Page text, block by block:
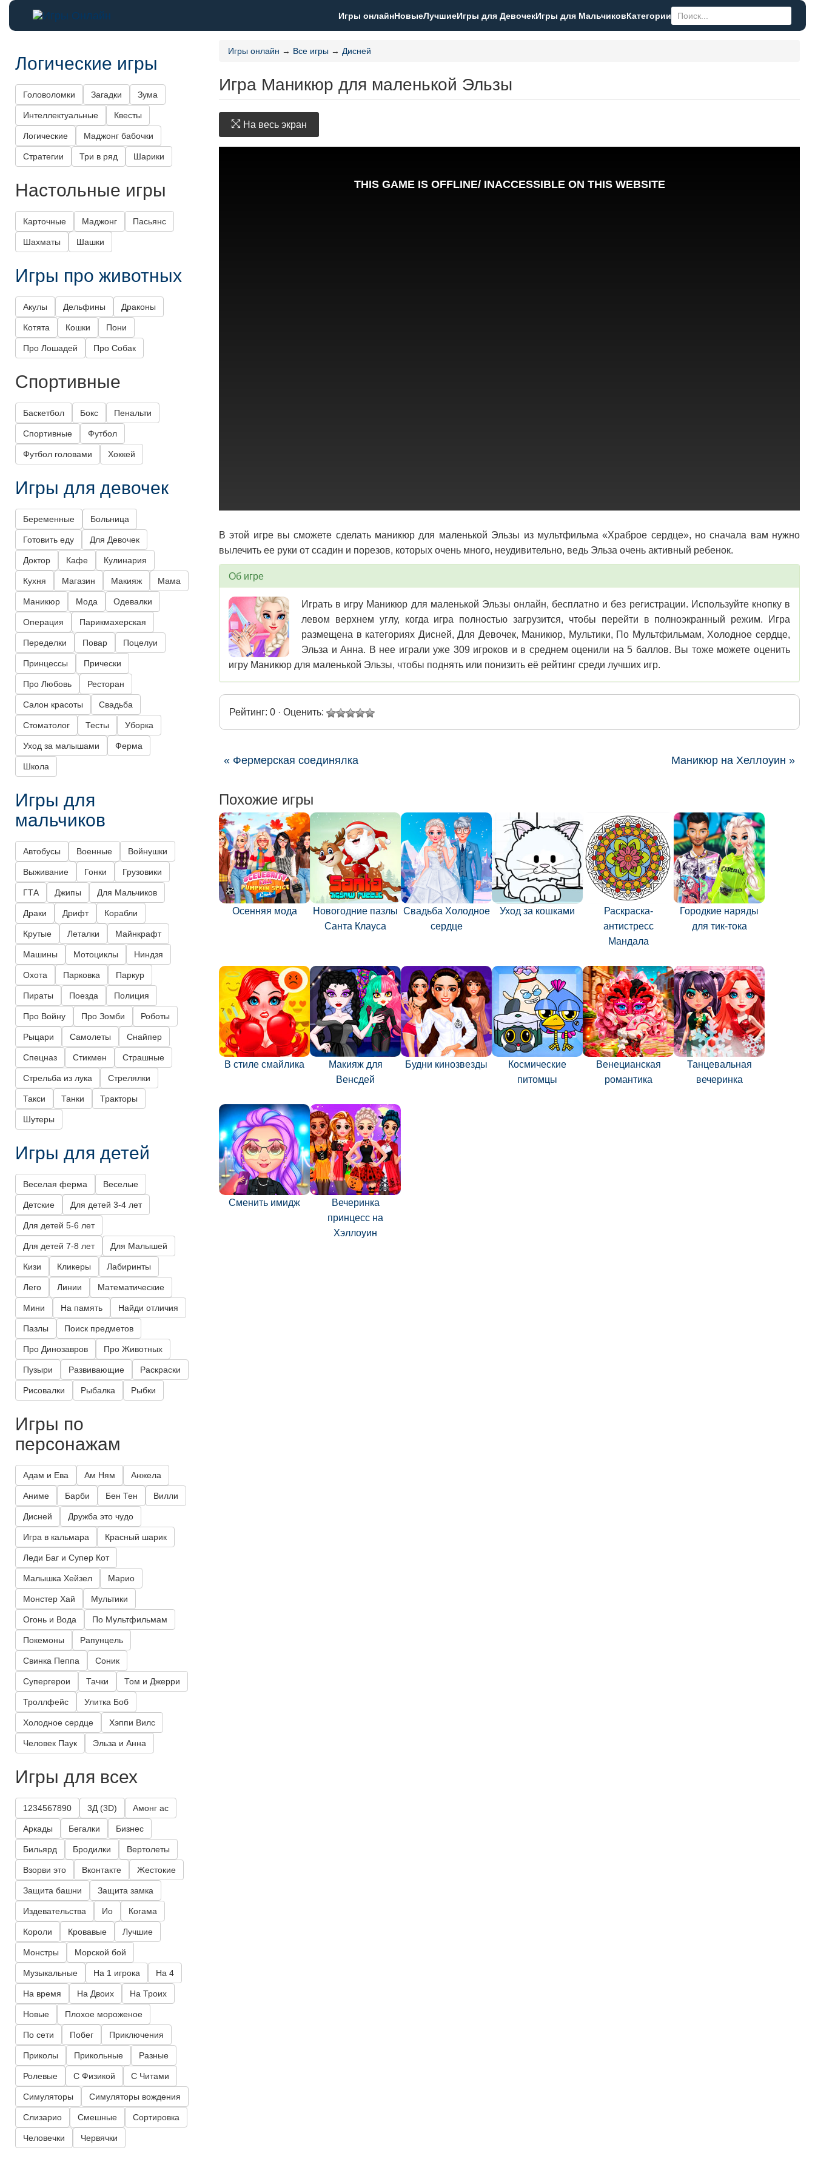
Игры онлайнНовыеЛучшиеИгры для ДевочекИгры для МальчиковКатегории
Игры онлайн → Все игры → Дисней
Игра Маникюр для маленькой Эльзы
На весь экран
В этой игре вы сможете сделать маникюр для маленькой Эльзы из мультфильма «Храброе сердце», но сначала вам нужно
вылечить ее руки от ссадин и порезов, которых очень много, неудивительно, ведь Эльза очень активный ребенок.
Об игре
Играть в игру Маникюр для маленькой Эльзы онлайн, бесплатно и без регистрации. Используйте кнопку в
левом верхнем углу, когда игра полностью загрузится, чтобы перейти в полноэкранный режим. Игра
размещена в категориях Дисней, Для Девочек, Маникюр, Мультики, По Мультфильмам, Холодное сердце,
Эльза и Анна. В нее играли уже 309 игроков и в среднем оценили на 5 баллов. Вы тоже можете оценить
игру Маникюр для маленькой Эльзы, чтобы поднять или понизить её рейтинг среди лучших игр.
Рейтинг: 0 · Оценить:
« Фермерская соединялка Маникюр на Хеллоуин »
Похожие игры
Осенняя мода
Новогодние пазлы
Санта Клауса
Свадьба Холодное
сердце
Уход за кошками
Раскраска-
антистресс
Мандала
Городкие наряды
для тик-тока
В стиле смайлика
Макияж для
Венсдей
Будни кинозвезды
Космические
питомцы
Венецианская
романтика
Танцевальная
вечеринка
Сменить имидж
Вечеринка
принцесс на
Хэллоуин
Логические игры
Головоломки Загадки Зума
Интеллектуальные Квесты
Логические Маджонг бабочки
Стратегии Три в ряд Шарики
Настольные игры
Карточные Маджонг Пасьянс
Шахматы Шашки
Игры про животных
Акулы Дельфины Драконы
Котята Кошки Пони
Про Лошадей Про Собак
Спортивные
Баскетбол Бокс Пенальти
Спортивные Футбол
Футбол головами Хоккей
Игры для девочек
Беременные Больница
Готовить еду Для Девочек
Доктор Кафе Кулинария
Кухня Магазин Макияж Мама
Маникюр Мода Одевалки
Операция Парикмахерская
Переделки Повар Поцелуи
Принцессы Прически
Про Любовь Ресторан
Салон красоты Свадьба
Стоматолог Тесты Уборка
Уход за малышами Ферма
Школа
Игры для
мальчиков
Автобусы Военные Войнушки
Выживание Гонки Грузовики
ГТА Джипы Для Мальчиков
Драки Дрифт Корабли
Крутые Леталки Майнкрафт
Машины Мотоциклы Ниндзя
Охота Парковка Паркур
Пираты Поезда Полиция
Про Войну Про Зомби Роботы
Рыцари Самолеты Снайпер
Спецназ Стикмен Страшные
Стрельба из лука Стрелялки
Такси Танки Тракторы
Шутеры
Игры для детей
Веселая ферма Веселые
Детские Для детей 3-4 лет
Для детей 5-6 лет
Для детей 7-8 лет Для Малышей
Кизи Кликеры Лабиринты
Лего Линии Математические
Мини На память Найди отличия
Пазлы Поиск предметов
Про Динозавров Про Животных
Пузыри Развивающие Раскраски
Рисовалки Рыбалка Рыбки
Игры по
персонажам
Адам и Ева Ам Ням Анжела
Аниме Барби Бен Тен Вилли
Дисней Дружба это чудо
Игра в кальмара Красный шарик
Леди Баг и Супер Кот
Малышка Хейзел Марио
Монстер Хай Мультики
Огонь и Вода По Мультфильмам
Покемоны Рапунцель
Свинка Пеппа Соник
Супергерои Тачки Том и Джерри
Троллфейс Улитка Боб
Холодное сердце Хэппи Вилс
Человек Паук Эльза и Анна
Игры для всех
1234567890 3Д (3D) Амонг ас
Аркады Бегалки Бизнес
Бильярд Бродилки Вертолеты
Взорви это Вконтакте Жестокие
Защита башни Защита замка
Издевательства Ио Когама
Короли Кровавые Лучшие
Монстры Морской бой
Музыкальные На 1 игрока На 4
На время На Двоих На Троих
Новые Плохое мороженое
По сети Побег Приключения
Приколы Прикольные Разные
Ролевые С Физикой С Читами
Симуляторы Симуляторы вождения
Слизарио Смешные Сортировка
Человечки Червячки